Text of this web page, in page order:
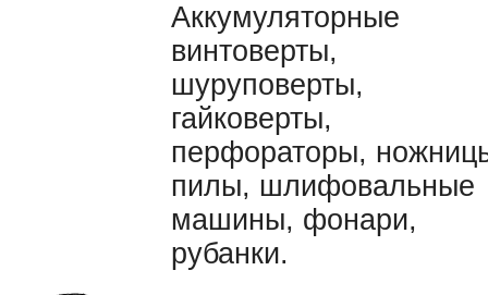
Аккумуляторные
винтоверты,
шуруповерты,
гайковерты,
перфораторы,
пилы, шлифовальные
машины, фонари,
рубанки.